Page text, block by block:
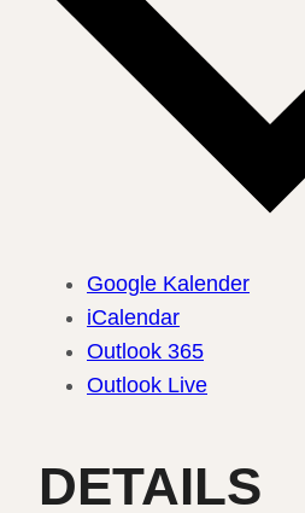
Google Kalender
iCalendar
Outlook 365
Outlook Live
DETAILS